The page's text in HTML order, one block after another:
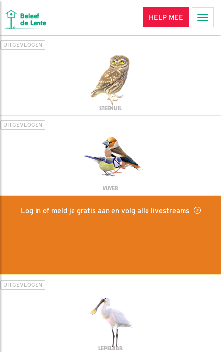
HELP MEE
UITGEVLOGEN
STEENUIL
UITGEVLOGEN
VIJVER
Log in of meld je gratis aan en volg alle livestreams
UITGEVLOGEN
LEPELAAR